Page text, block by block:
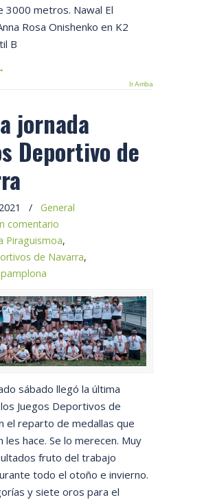
3000 metros. Nawal El
Rosa Onishenko en K2
B
Ir Arriba
jornada
Deportivo de
/
General
comentario
Piraguismoa,
de Navarra,
sábado llegó la última
Juegos Deportivos de
el reparto de medallas que
les hace. Se lo merecen. Muy
fruto del trabajo
todo el otoño e invierno.
y siete oros para el